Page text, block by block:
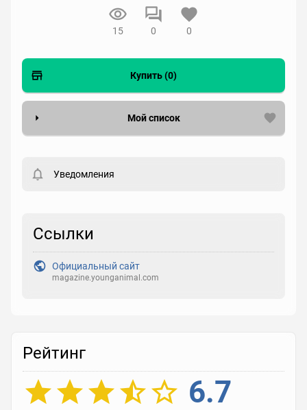
15 0 0
Купить (0)
Мой список
Статус
Закладка
Рейтинг
Уведомления
Ссылки
Официальный сайт
magazine.younganimal.com
Рейтинг
6.7